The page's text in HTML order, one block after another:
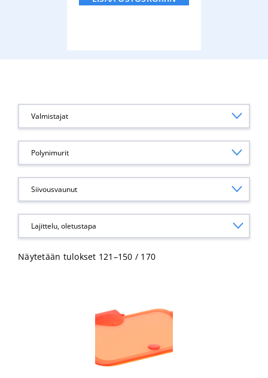
Valmistajat
Polynimurit
Siivousvaunut
Näytetään tulokset 121–150 / 170